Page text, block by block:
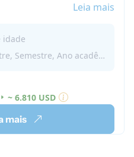
família francesa nos
férias escolares. Você
amigos internacionais
Leia mais
idade
Comprimento : trimestre, Semestre, Ano acadêmico
~ 6.810 USD
mais